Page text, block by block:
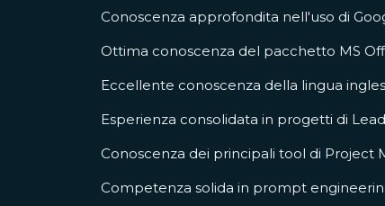
Conoscenza approfondita nell'uso di
Ottima conoscenza del pacchetto MS
Eccellente conoscenza della lingua
Esperienza consolidata in progetti di
Conoscenza dei principali tool di Project
Competenza solida in prompt